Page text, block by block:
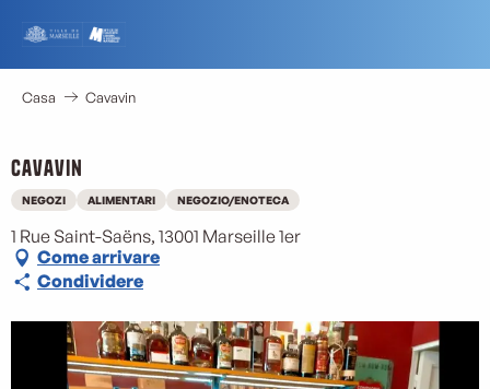
contenu
principal
Casa Cavavin
Cavavin
NEGOZI ALIMENTARI NEGOZIO/ENOTECA
1 Rue Saint-Saëns, 13001 Marseille 1er
Come arrivare
Condividere